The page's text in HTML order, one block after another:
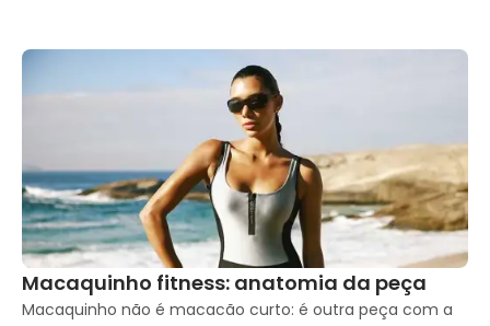
Macaquinho fitness: anatomia da peça
Macaquinho não é macacão curto: é outra peça com a